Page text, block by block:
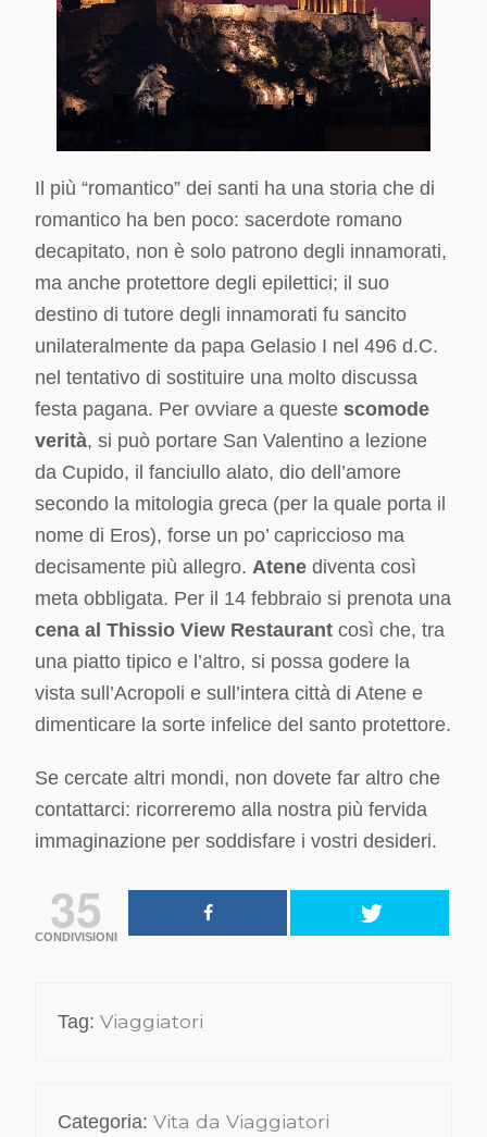
Il più “romantico” dei santi ha una storia che di
romantico ha ben poco: sacerdote romano
decapitato, non è solo patrono degli innamorati,
ma anche protettore degli epilettici; il suo
destino di tutore degli innamorati fu sancito
unilateralmente da papa Gelasio I nel 496 d.C.
nel tentativo di sostituire una molto discussa
festa pagana. Per ovviare a questescomode
verità, si può portare San Valentino a lezione
da Cupido, il fanciullo alato, dio dell’amore
secondo la mitologia greca (per la quale porta il
nome di Eros), forse un po’ capriccioso ma
decisamente più allegro.Atene diventa così
meta obbligata. Per il 14 febbraio si prenota una
cena al Thissio View Restaurant così che, tra
una piatto tipico e l’altro, si possa godere la
vista sull’Acropoli e sull’intera città di Atene e
dimenticare la sorte infelice del santo protettore.
Se cercate altri mondi, non dovete far altro che
contattarci: ricorreremo alla nostra più fervida
immaginazione per soddisfare i vostri desideri.
35
CONDIVISIONI
Tag:Viaggiatori
Categoria:Vita da Viaggiatori